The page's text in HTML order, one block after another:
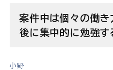
案件中は個々の働き
後に集中的に勉強す
小野